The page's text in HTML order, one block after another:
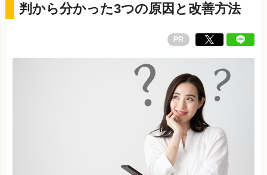
判から分かった3つの原因と改善方法
PR